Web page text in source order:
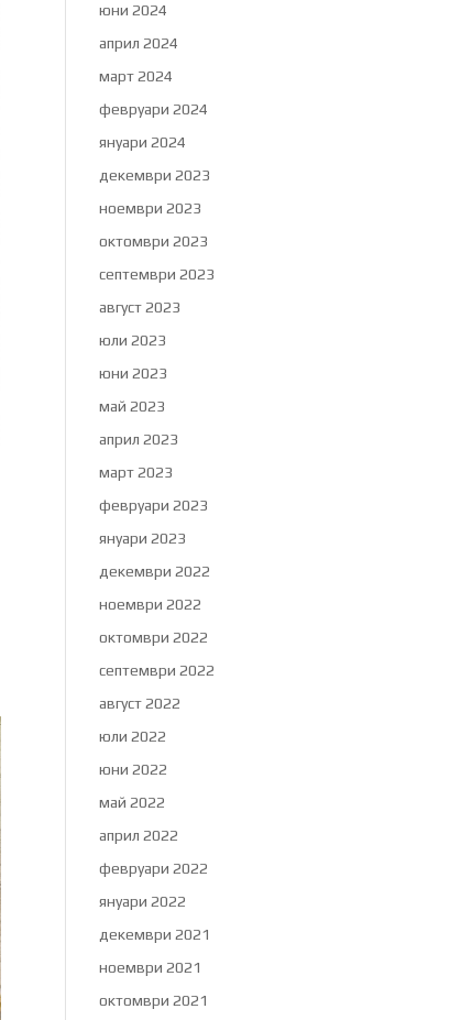
юни 2024
април 2024
март 2024
февруари 2024
януари 2024
декември 2023
ноември 2023
октомври 2023
септември 2023
август 2023
юли 2023
юни 2023
май 2023
април 2023
март 2023
февруари 2023
януари 2023
декември 2022
ноември 2022
октомври 2022
септември 2022
август 2022
юли 2022
юни 2022
май 2022
април 2022
февруари 2022
януари 2022
декември 2021
ноември 2021
октомври 2021